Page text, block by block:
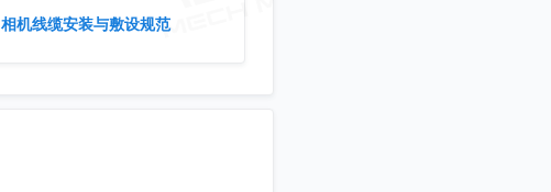
相机线缆安装与敷设规范